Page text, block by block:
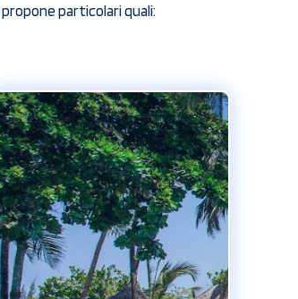
propone particolari quali: